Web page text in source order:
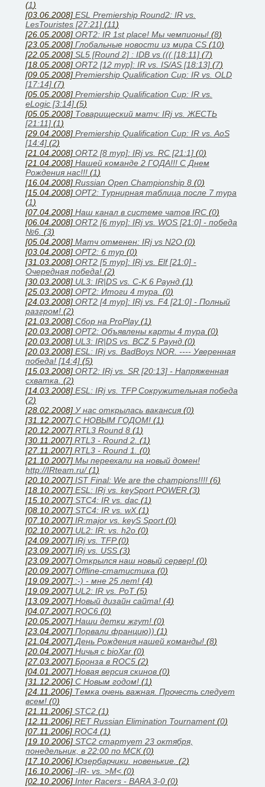
(1)
[03.06.2008] ESL Premiership Round2: IR vs.
LesTouristes [27:21] (11)
[26.05.2008] ORT2: IR 1st place! Мы чемпионы! (8)
[23.05.2008] Глобальные новости из мира CS (10)
[22.05.2008] SL5 [Round 2] : IDB vs ((( [18:11] (7)
[18.05.2008] ORT2 [12 тур]: IR vs. IS/AS [18:13] (7)
[09.05.2008] Premiership Qualification Cup: IR vs. OLD
[17:14] (7)
[05.05.2008] Premiership Qualification Cup: IR vs.
eLogic [3:14] (5)
[05.05.2008] Товарищеский матч: IRj vs. ЖЕСТЬ
[21:11] (1)
[29.04.2008] Premiership Qualification Cup: IR vs. AoS
[14:4] (2)
[21.04.2008] ORT2 [8 тур]: IRj vs. RC [21:1] (0)
[21.04.2008] Нашей команде 2 ГОДА!!! С Днем
Рождения нас!!! (1)
[16.04.2008] Russian Open Championship 8 (0)
[15.04.2008] ОРТ2: Турнирная таблица после 7 тура
(1)
[07.04.2008] Наш канал в системе чатов IRC (0)
[06.04.2008] ORT2 [6 тур]: IRj vs. WOS [21:0] - победа
№6. (3)
[05.04.2008] Матч отменен: IRj vs N2O (0)
[03.04.2008] ОРТ2: 6 тур (0)
[31.03.2008] ORT2 [5 тур]: IRj vs. Elf [21:0] -
Очередная победа! (2)
[30.03.2008] UL3: IR|DS vs. C-K 6 Раунд (1)
[25.03.2008] ОРТ2: Итоги 4 тура. (0)
[24.03.2008] ORT2 [4 тур]: IRj vs. F4 [21:0] - Полный
разгром! (2)
[21.03.2008] Сбор на ProPlay(1)
[20.03.2008] ОРТ2: Объявлены карты 4 тура (0)
[20.03.2008] UL3: IR|DS vs. BCZ 5 Раунд (0)
[20.03.2008] ESL: IRj vs. BadBoys NOR. ---- Уверенная
победа! [14:4] (5)
[15.03.2008] ORT2: IRj vs. SR [20:13] - Напряженная
схватка. (2)
[14.03.2008] ESL: IRj vs. TFP Сокружительная победа
(2)
[28.02.2008] У нас открылась вакансия (0)
[31.12.2007] С НОВЫМ ГОДОМ! (1)
[20.12.2007] RTL3 Round 8 (1)
[30.11.2007] RTL3 - Round 2. (1)
[27.11.2007] RTL3 - Round 1. (0)
[21.10.2007] Мы переехали на новый домен!
http://IRteam.ru/(1)
[20.10.2007] IST Final: We are the champions!!!! (6)
[18.10.2007] ESL: IRj vs. keySport POWER (3)
[15.10.2007] STC4: IR vs. dac (1)
[08.10.2007] STC4: IR vs. wX(1)
[07.10.2007] IR:major vs. keyS Sport(0)
[02.10.2007] UL2: IR: vs. h2o (0)
[24.09.2007] IRj vs. TFP(0)
[23.09.2007] IRj vs. USS (3)
[23.09.2007] Открылся наш новый сервер! (0)
[20.09.2007] Offline-статистика (0)
[19.09.2007] :-) - мне 25 лет! (4)
[19.09.2007] UL2: IR vs. PoT(5)
[13.09.2007] Новый дизайн сайта! (4)
[04.07.2007] ROC6 (0)
[20.05.2007] Наши детки жгут! (0)
[23.04.2007] Порвали францию)) (1)
[21.04.2007] День Рождения нашей команды! (8)
[20.04.2007] Ничья с bioXar (0)
[27.03.2007] Бронза в ROC5 (2)
[04.01.2007] Новая версия скинов (0)
[31.12.2006] C Новым годом! (1)
[24.11.2006] Темка очень важная. Прочесть следует
всем! (0)
[21.11.2006] STC2 (1)
[12.11.2006] RET Russian Elimination Tournament(0)
[07.11.2006] ROC4 (1)
[19.10.2006] STC2 стартует 23 октября,
понедельник, в 22:00 по МСК(0)
[17.10.2006] Юзербарчики. новенькие. (2)
[16.10.2006] -IR- vs. >M< (0)
[02.10.2006] Inter Racers - BARA 3-0 (0)